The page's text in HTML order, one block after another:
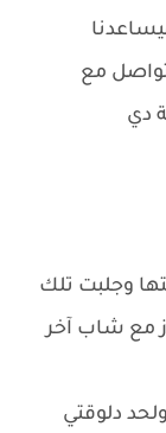
مع
دي
وجلبت تلك
مع شاب آخر
دلوقتي